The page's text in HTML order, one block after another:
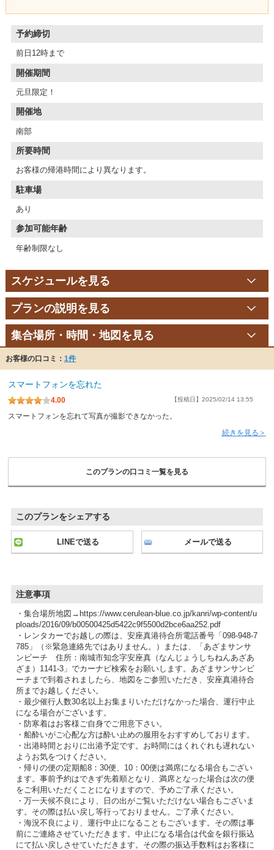
予約締切
前日12時まで
開催期間
元旦限定！
開催地
南部
所要時間
お客様の帰港時間により異なります。
駐車場
あり
参加可能年齢
年齢制限なし
スケジュールを見る
プランの説明を見る
集合場所・時間・地図を見る
お客様の口コミ： 1件
スマートフォンを忘れた
4.00 【投稿日】2025/02/14 13:55
スマートフォンを忘れて写真が撮影できなかった。
続きを見る＞
このプランの口コミ一覧を見る
このプランをシェアする
LINEで送る メールで送る
注意事項
・集合場所地図→https://www.cerulean-blue.co.jp/kanri/wp-content/u
ploads/2016/09/b00500425d5422c9f5500d2bce6aa252.pdf
・レンタカーでお越しの際は、安座真港待合所電話番号「098-948-7
785」（※緊急連絡先ではありません。）または、「あざまサンサ
ンビーチ 住所：南城市知念字安座真（なんじょうしちねんあざあ
ざま）1141-3」でカーナビ検索をお願いします。あざまサンサンビ
ーチまで到着されましたら、地図をご参照いただき、安座真港待合
所までお越しください。
・最少催行人数30名以上お集まりいただけなかった場合、運行中止
になる場合がございます。
・防寒着はお客様ご自身でご用意下さい。
・船酔いがご心配な方は酔い止めの服用をおすすめしております。
・出港時間とおりに出港予定です。お時間にはくれぐれも遅れない
ようお気をつけください。
・帰りの便の定期船8：30便、10：00便は満席になる場合もござい
ます。事前予約はできず先着順となり、満席となった場合は次の便
をご利用いただくことになりますので、予めご了承ください。
・万一天候不良により、日の出がご覧いただけない場合もございま
す。その際は払い戻し等行っておりません。ご了承ください。
・海況不良により、運行中止になることもございます。その際は事
前にご連絡させていただきます。中止になる場合は代金を銀行振込
にて払い戻しさせていただきます。その際の振込手数料はお客様に